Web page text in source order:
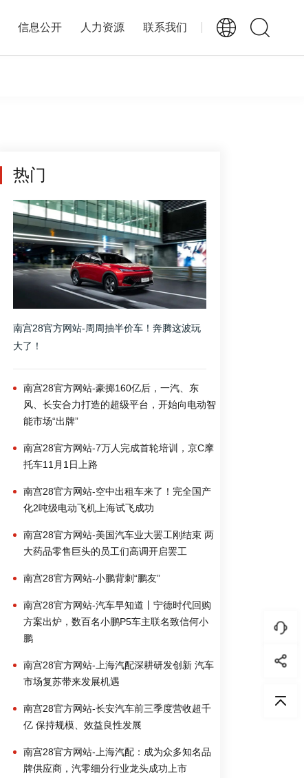
信息公开 人力资源 联系我们
热门
南宫28官方网站-周周抽半价车！奔腾这波玩
大了！
南宫28官方网站-豪掷160亿后，一汽、东
风、长安合力打造的超级平台，开始向电动智
能市场“出牌”
南宫28官方网站-7万人完成首轮培训，京C摩
托车11月1日上路
南宫28官方网站-空中出租车来了！完全国产
化2吨级电动飞机上海试飞成功
南宫28官方网站-美国汽车业大罢工刚结束 两
大药品零售巨头的员工们高调开启罢工
南宫28官方网站-小鹏背刺“鹏友”
南宫28官方网站-汽车早知道丨宁德时代回购
方案出炉，数百名小鹏P5车主联名致信何小
鹏
南宫28官方网站-上海汽配深耕研发创新 汽车
市场复苏带来发展机遇
南宫28官方网站-长安汽车前三季度营收超千
亿 保持规模、效益良性发展
南宫28官方网站-上海汽配：成为众多知名品
牌供应商，汽零细分行业龙头成功上市